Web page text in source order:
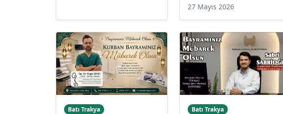
27 Mayıs 2026
Batı Trakya Batı Trakya